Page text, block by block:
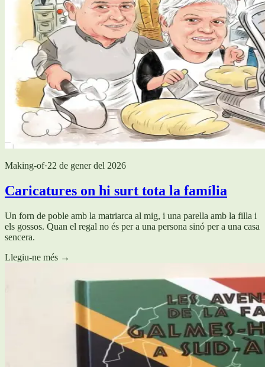
Making-of·22 de gener del 2026
Caricatures on hi surt tota la família
Un forn de poble amb la matriarca al mig, i una parella amb la filla i
els gossos. Quan el regal no és per a una persona sinó per a una casa
sencera.
Llegiu-ne més →